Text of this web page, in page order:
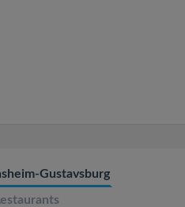
Gustavsburg